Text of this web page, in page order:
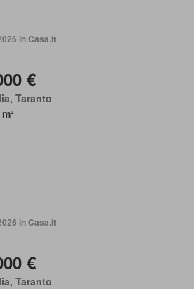
in Casa.it
€
Taranto
in Casa.it
€
Taranto